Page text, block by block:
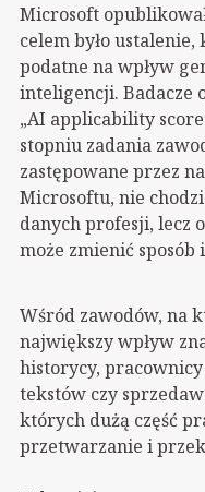
Microsoft
celem było
podatne na wpływ
inteligencji. Badacze
„AI applicability
stopniu zadania
zastępowane przez
Microsoftu, nie
danych profesji, lecz
może zmienić
Wśród zawodów, na
największy wpływ
historycy,
tekstów czy
których dużą część
przetwarzanie i